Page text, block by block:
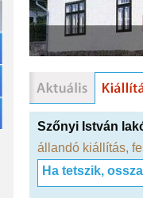
Szőnyi István
állandó kiállítás,
Ha tetszik,